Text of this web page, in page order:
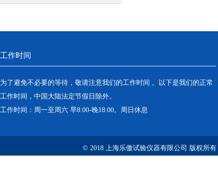
工作时间
为了避免不必要的等待，敬请注意我们的工作时间 。以下是我们的正常
工作时间，中国大陆法定节假日除外。
工作时间：周一至周六 早8:00-晚18:00。周日休息
© 2018 上海乐傲试验仪器有限公司 版权所